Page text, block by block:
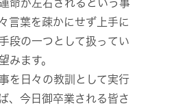
命が左右されるという事
言葉を疎かにせず上手に
段の一つとして扱ってい
みます。
を日々の教訓として実行
、今日御卒業される皆さ